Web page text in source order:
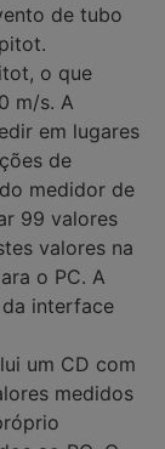
de tubo
o que
m/s. A
em lugares
de
medidor de
99 valores
valores na
o PC. A
interface
um CD com
medidos